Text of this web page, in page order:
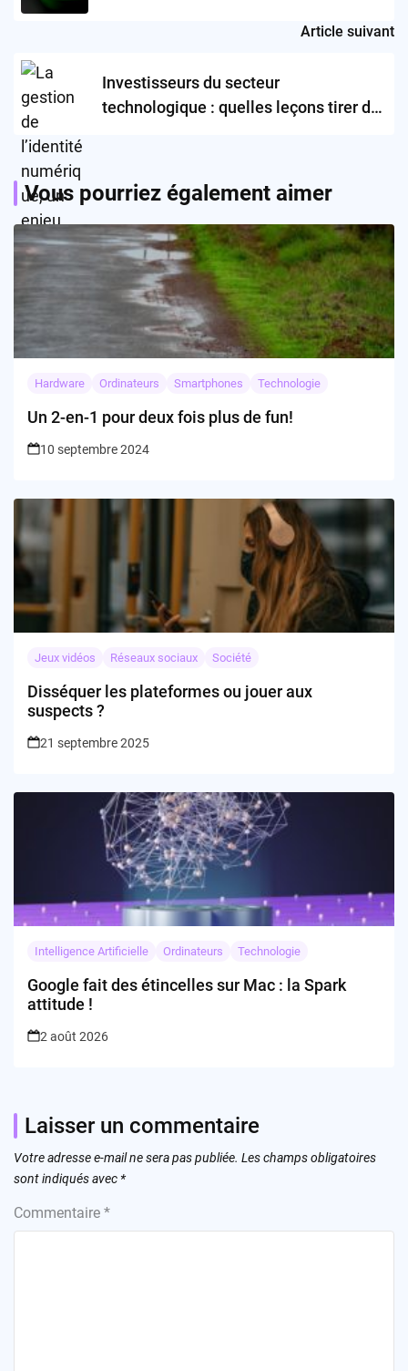
Article suivant
Investisseurs du secteur
technologique : quelles leçons tirer de
Vous pourriez également aimer
Hardware Ordinateurs Smartphones Technologie
Un 2-en-1 pour deux fois plus de fun!
10 septembre 2024
Jeux vidéos Réseaux sociaux Société
Disséquer les plateformes ou jouer aux
suspects ?
21 septembre 2025
Intelligence Artificielle Ordinateurs Technologie
Google fait des étincelles sur Mac : la Spark
attitude !
2 août 2026
Laisser un commentaire
Votre adresse e-mail ne sera pas publiée. Les champs obligatoires
sont indiqués avec *
Commentaire *